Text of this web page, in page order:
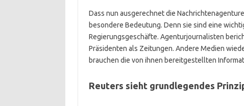
Dass nun ausgerechnet die
besondere Bedeutung. Denn sie sind eine
Regierungsgeschäfte. Agenturjournalisten
Präsidenten als Zeitungen. Andere Medien
brauchen die von ihnen bereitgestellten
Reuters sieht grundlegendes